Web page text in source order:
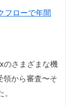
フローで年間
のさまざまな機
から審査〜そ